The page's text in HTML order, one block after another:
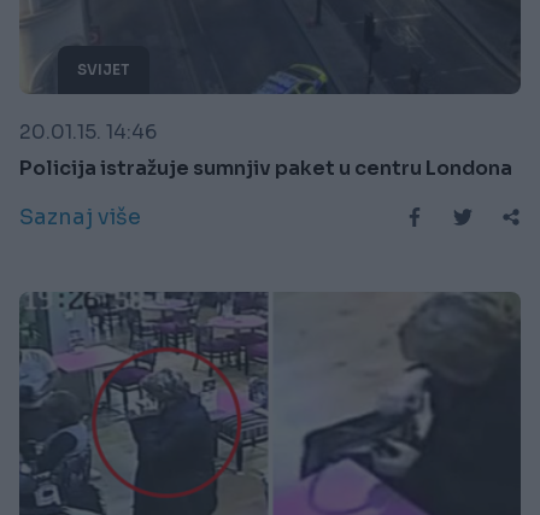
SVIJET
20.01.15. 14:46
Policija istražuje sumnjiv paket u centru Londona
Saznaj više